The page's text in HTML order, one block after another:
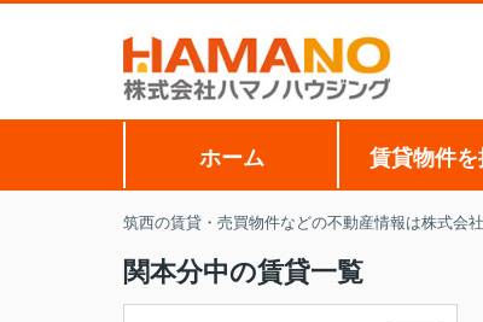
ホーム 賃貸物件を
筑西の賃貸・売買物件などの不動産情報は株式会
関本分中の賃貸一覧